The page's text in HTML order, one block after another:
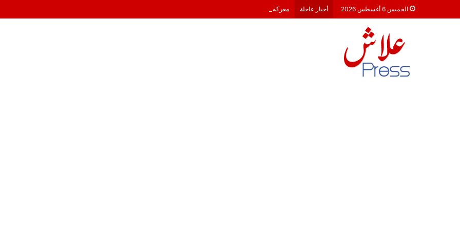
الخميس 6 أغسطس 2026 أخبار عاجلة معركة 23 شتنبر 2026: هل أصبحت الأحزاب السياسية مجرد محطات لـ “الترحال الانتخابي”؟